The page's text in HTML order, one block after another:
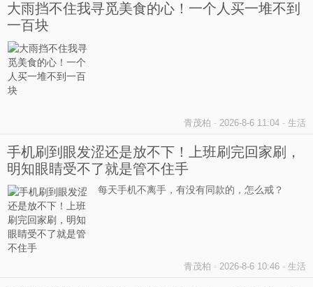
大雨挡不住我寻觅美食的心！一个人买一堆不到
一百块
青茂柏 - 2026-8-6 11:04 - 生活
手机刷到眼发涩还是放不下！上班刷完回家刷，
明知眼睛受不了就是管不住手
每天手机不离手，有没有同款的，怎么戒？
青茂柏 - 2026-8-6 10:46 - 生活